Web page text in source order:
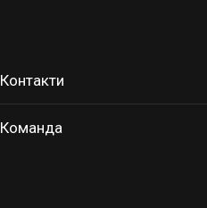
Контакти
Команда